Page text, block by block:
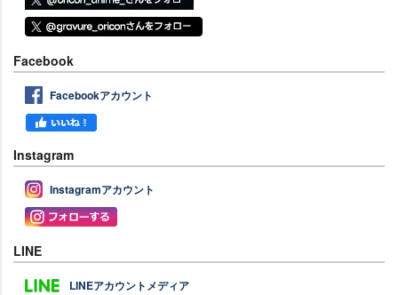
Facebook
Facebookアカウント
Instagram
Instagramアカウント
LINE
LINEアカウントメディア